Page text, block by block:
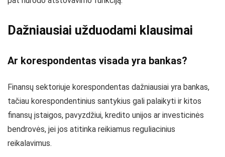
Dažniausiai užduodami klausimai
Ar korespondentas visada yra bankas?
Finansų sektoriuje korespondentas dažniausiai yra bankas,
tačiau korespondentinius santykius gali palaikyti ir kitos
finansų įstaigos, pavyzdžiui, kredito unijos ar investicinės
bendrovės, jei jos atitinka reikiamus reguliacinius
reikalavimus.